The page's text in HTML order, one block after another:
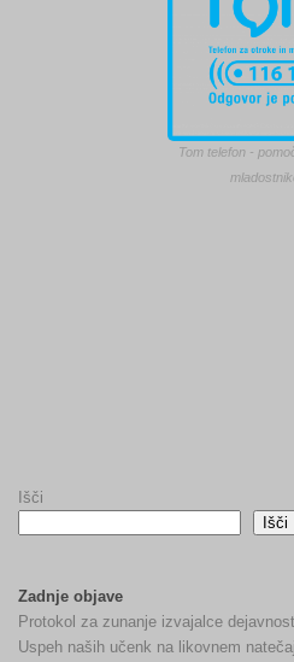
Tom telefon -
Išči
Išči
Zadnje objave
Protokol za zunanje izvajalce
Uspeh naših učenk na likovnem